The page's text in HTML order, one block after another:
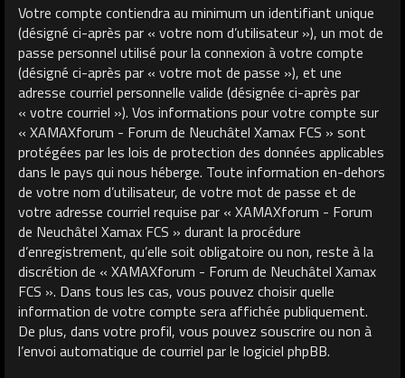
Votre compte contiendra au minimum un identifiant unique
(désigné ci-après par « votre nom d’utilisateur »), un mot de
passe personnel utilisé pour la connexion à votre compte
(désigné ci-après par « votre mot de passe »), et une
adresse courriel personnelle valide (désignée ci-après par
« votre courriel »). Vos informations pour votre compte sur
« XAMAXforum - Forum de Neuchâtel Xamax FCS » sont
protégées par les lois de protection des données applicables
dans le pays qui nous héberge. Toute information en-dehors
de votre nom d’utilisateur, de votre mot de passe et de
votre adresse courriel requise par « XAMAXforum - Forum
de Neuchâtel Xamax FCS » durant la procédure
d’enregistrement, qu’elle soit obligatoire ou non, reste à la
discrétion de « XAMAXforum - Forum de Neuchâtel Xamax
FCS ». Dans tous les cas, vous pouvez choisir quelle
information de votre compte sera affichée publiquement.
De plus, dans votre profil, vous pouvez souscrire ou non à
l’envoi automatique de courriel par le logiciel phpBB.